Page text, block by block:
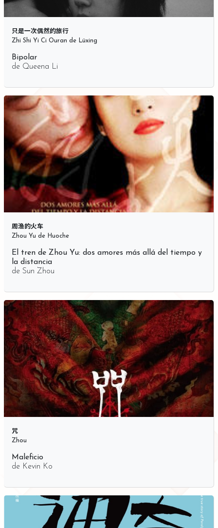
只是一次偶然的旅行
Zhi Shi Yi Ci Ouran de Lüxing
Bipolar
de Queena Li
周渔的火车
Zhou Yu de Huoche
El tren de Zhou Yu: dos amores más allá del tiempo y
la distancia
de Sun Zhou
咒
Zhou
Maleficio
de Kevin Ko